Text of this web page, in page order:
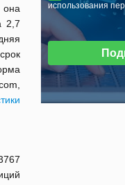
2,7
использования